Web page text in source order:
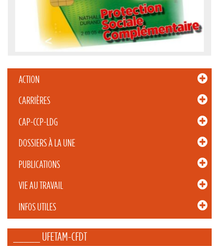
ACTION
CARRIÈRES
CAP-CCP-LDG
DOSSIERS À LA UNE
PUBLICATIONS
VIE AU TRAVAIL
INFOS UTILES
_____ UFETAM-CFDT